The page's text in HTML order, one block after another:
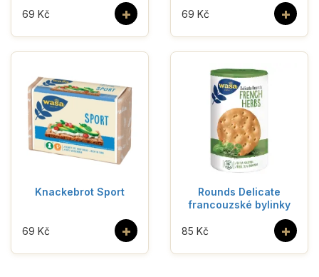
+
69 Kč +
69 Kč
Knackebrot Sport
+
69 Kč
Rounds Delicate
francouzské bylinky
+
85 Kč